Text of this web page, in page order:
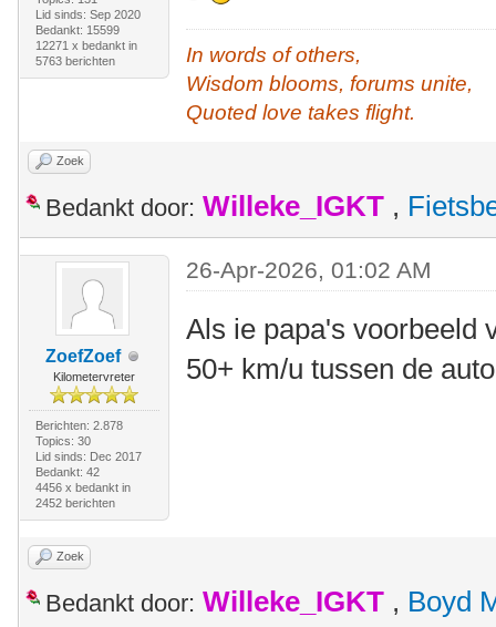
Lid sinds: Sep 2020
Bedankt: 15599
12271 x bedankt in
5763 berichten
In words of others,
Wisdom blooms, forums unite,
Quoted love takes flight.
Zoek
Bedankt door: Willeke_IGKT ,
ZoefZoef
Kilometervreter
Berichten: 2.878
Topics: 30
Lid sinds: Dec 2017
Bedankt: 42
4456 x bedankt in
2452 berichten
26-Apr-2026, 01:02 AM
Als ie papa's voorbeeld
50+ km/u tussen de
Zoek
Bedankt door: Willeke_IGKT , Boyd